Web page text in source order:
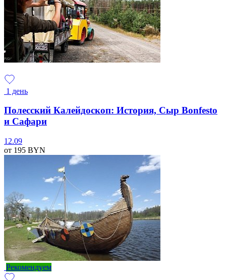
1 день
Полесский Калейдоскоп: История, Сыр Bonfesto
и Сафари
12.09
от 195 BYN
Рекомендуем